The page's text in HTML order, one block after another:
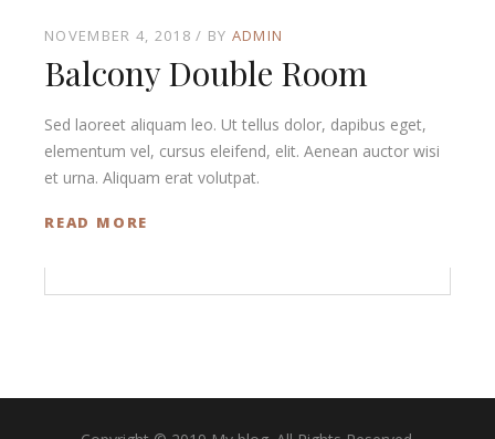
NOVEMBER 4, 2018 BY ADMIN
Balcony Double Room
Sed laoreet aliquam leo. Ut tellus dolor, dapibus eget,
elementum vel, cursus eleifend, elit. Aenean auctor wisi
et urna. Aliquam erat volutpat.
READ MORE